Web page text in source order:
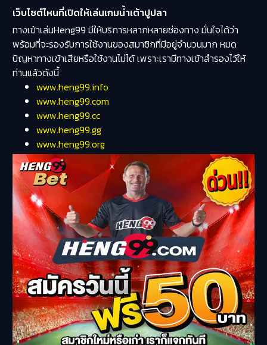
เว็บไซต์ไหนที่เปิดให้เล่นเกมน้ำเต้าปูปลา
ทางเข้าเล่นHeng99 มีให้บริการหลากหลายช่องทาง มั่นใจได้ว่า
พร้อมที่จะรองรับการใช้งานของสมาชิกที่มีอยู่จำนวนมาก หมด
ปัญหาทางเข้าเสียหรือใช้งานไม่ได้ เพราะเรามีทางเข้าสำรองไว้ให้
ท่านแล้วดังนี้
www.heng99.info
www.heng99.com
www.heng99.cc
www.heng99.gg
www.heng99.org